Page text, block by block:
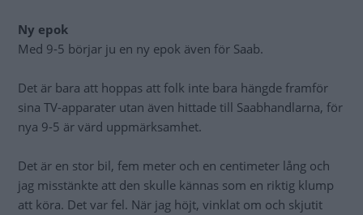
Ny epok
Med 9-5 börjar ju en ny epok även för Saab.
Det är bara att hoppas att folk inte bara hängde framför
sina TV-apparater utan även hittade till Saabhandlarna, för
nya 9-5 är värd uppmärksamhet.
Det är en stor bil, fem meter och en centimeter lång och
jag misstänkte att den skulle kännas som en riktig klump
att köra. Det var fel. När jag höjt, vinklat om och skjutit